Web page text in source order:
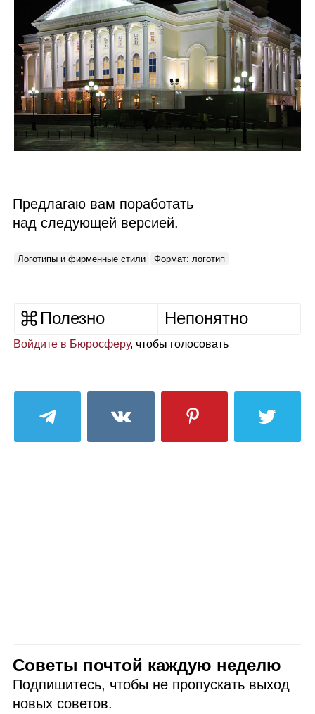
Предлагаю вам поработать
над следующей версией.
Логотипы и фирменные стили Формат: логотип
Полезно Непонятно
Войдите в Бюросферу, чтобы голосовать
Советы почтой каждую неделю
Подпишитесь, чтобы не пропускать выход
новых советов.